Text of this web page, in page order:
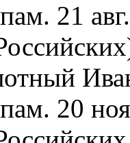
21
20